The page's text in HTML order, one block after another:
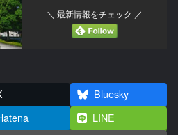
＼ 最新情報をチェック ／
Bluesky
LINE